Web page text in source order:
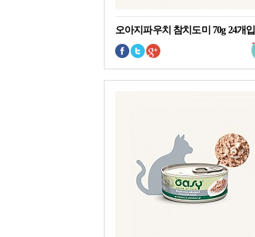
오아지파우치 참치도미 70g 24개입